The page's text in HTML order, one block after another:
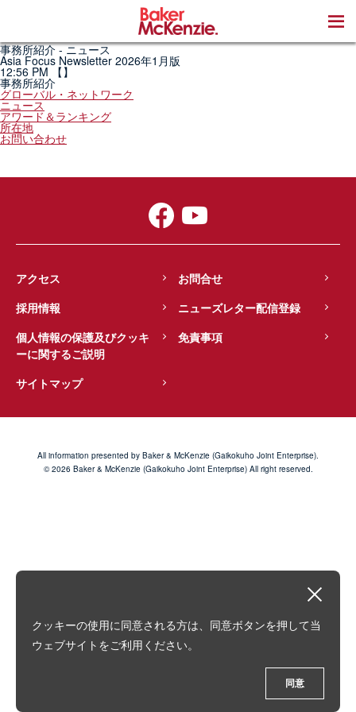
事務所紹介 - ニュース
Asia Focus Newsletter 2026年1月版
12:56 PM 【】
事務所紹介
グローバル・ネットワーク
ニュース
アワード＆ランキング
所在地
お問い合わせ
アクセス
お問合せ
採用情報
ニューズレター配信登録
個人情報の保護及びクッキ
ーに関するご説明
免責事項
サイトマップ
All information presented by Baker & McKenzie (Gaikokuho Joint Enterprise).
© 2026 Baker & McKenzie (Gaikokuho Joint Enterprise) All right reserved.
クッキーの使用に同意される方は、同意ボタンを押して当
ウェブサイトをご利用ください。
同意